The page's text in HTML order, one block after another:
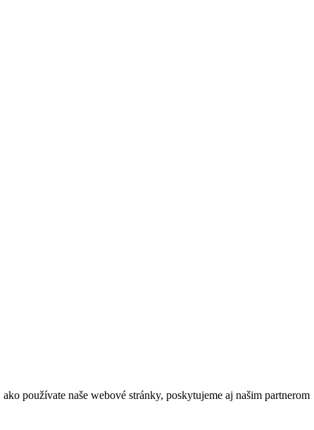
používate naše webové stránky, poskytujeme aj našim partnerom